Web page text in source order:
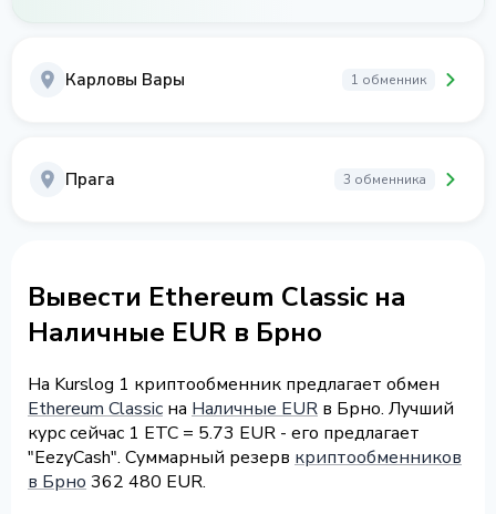
Карловы Вары 1 обменник
Прага 3 обменника
Вывести Ethereum Classic на
Наличные EUR в Брно
На Kurslog 1 криптообменник предлагает обмен
Ethereum Classic на Наличные EUR в Брно. Лучший
курс сейчас 1 ETC = 5.73 EUR - его предлагает
"EezyCash". Суммарный резерв криптообменников
в Брно 362 480 EUR.